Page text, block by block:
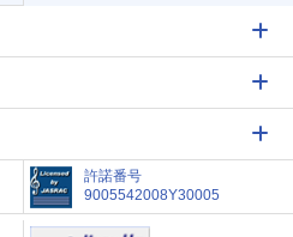
許諾番号
9005542008Y30005